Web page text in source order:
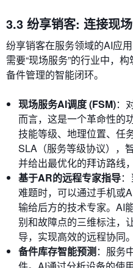
3.3 纷享销客: 连接现
纷享销客在服务领域的AI应
需要“现场服务”的行业中，
备件管理的智能闭环。
现场服务AI调度 (FSM)：
而言，这是一个革命性的
技能等级、地理位置、任
SLA（服务等级协议），
并给出最优化的拜访路线
基于AR的远程专家指导
难题时，可以通过手机或
输给后方的技术专家。AI
别和故障点的三维标注，
导，实现高效的远程协同。
备件库存智能预测：服务